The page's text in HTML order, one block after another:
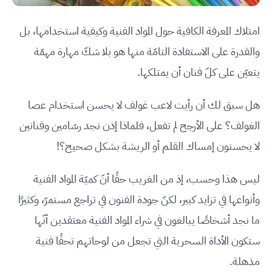
امتلاك المعرفة الكافية حول المواد الفنية وكيفية استخدامها، بل
والقدرة على الاستفادة التامّة منها هو بلا شكّ مهارة مهمّة
يتعيّن على كلّ فنان أن يمتلكها.
هل سبق لك أن رأيت لاعب غولف لا يحسن استخدام عصا
الغولف؟ على الأرجح لم تفعل، فلماذا إذن نجد رسّامين وفنانين
لا يحسنون إمساك القلم أو الريشة بشكل صحيح؟!
ليس هذا وحسب، إذ من الغريب حقًا أنّ كميّة المواد الفنية
وأنواعها في تزايد كبير، لكنّ جودة الفنون في تراجع مستمرّ، وكثيرًا
ما نجد أشخاصًا يبالغون في شراء المواد الفنية معتقدين أنّها
ستكون الأداة السحرية التي تجعل من لوحاتهم تحفًا فنية
مذهلة.